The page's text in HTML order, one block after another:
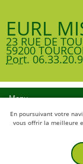
EURL
23 RUE DE
59200
Port.
Menu
Accueil
Entretien espaces
En poursuivant votre
vous offrir la meilleure